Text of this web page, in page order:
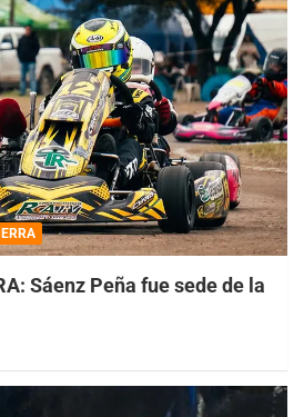
Sáenz Peña fue sede de la